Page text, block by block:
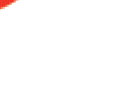
и России.